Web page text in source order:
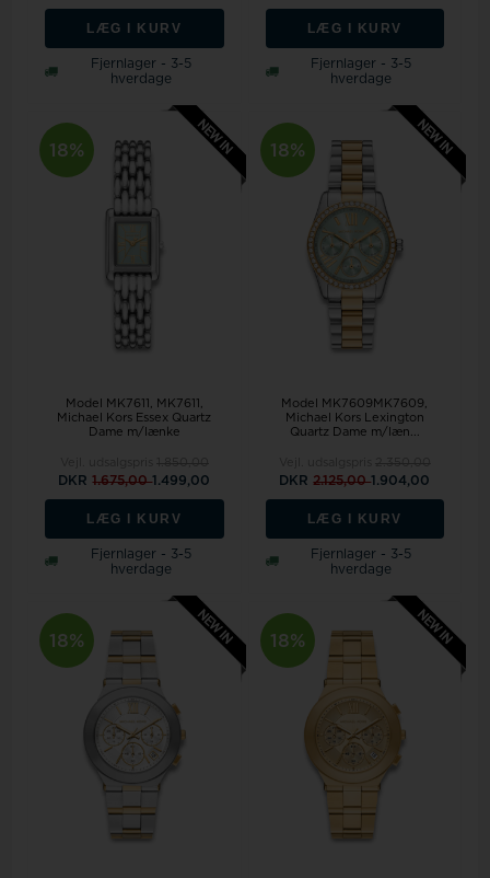
LÆG I KURV
Fjernlager - 3-5
hverdage
LÆG I KURV
Fjernlager - 3-5
hverdage
18%
Model MK7611
MK7611,
Michael Kors Essex Quartz
Dame m/lænke
DKR1.675,001.499,00
LÆG I KURV
Fjernlager - 3-5
hverdage
18%
Model MK7609MK7609,
Michael Kors Lexington
Quartz Dame m/læn...
DKR2.125,001.904,00
LÆG I KURV
Fjernlager - 3-5
hverdage
18% 18%